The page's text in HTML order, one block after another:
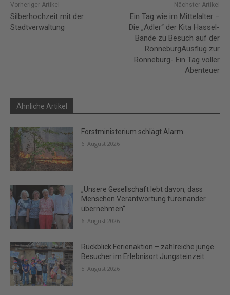
Vorheriger Artikel
Silberhochzeit mit der
Stadtverwaltung
Nächster Artikel
Ein Tag wie im Mittelalter –
Die „Adler“ der Kita Hassel-
Bande zu Besuch auf der
RonneburgAusflug zur
Ronneburg- Ein Tag voller
Abenteuer
Ähnliche Artikel
Forstministerium schlägt Alarm
6. August 2026
„Unsere Gesellschaft lebt davon, dass
Menschen Verantwortung füreinander
übernehmen“
6. August 2026
Rückblick Ferienaktion – zahlreiche junge
Besucher im Erlebnisort Jungsteinzeit
5. August 2026